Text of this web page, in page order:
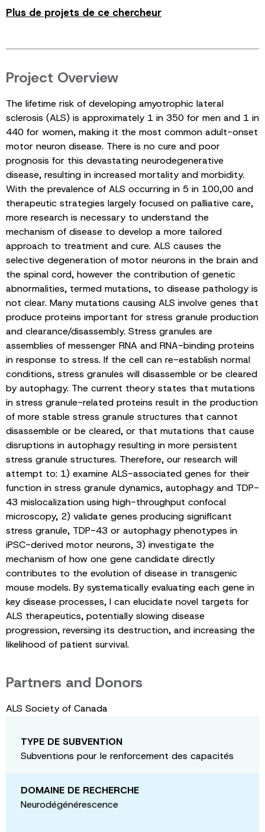
Plus de projets de ce chercheur
Project Overview
The lifetime risk of developing amyotrophic lateral
sclerosis (ALS) is approximately 1 in 350 for men and 1 in
440 for women, making it the most common adult-onset
motor neuron disease. There is no cure and poor
prognosis for this devastating neurodegenerative
disease, resulting in increased mortality and morbidity.
With the prevalence of ALS occurring in 5 in 100,00 and
therapeutic strategies largely focused on palliative care,
more research is necessary to understand the
mechanism of disease to develop a more tailored
approach to treatment and cure. ALS causes the
selective degeneration of motor neurons in the brain and
the spinal cord, however the contribution of genetic
abnormalities, termed mutations, to disease pathology is
not clear. Many mutations causing ALS involve genes that
produce proteins important for stress granule production
and clearance/disassembly. Stress granules are
assemblies of messenger RNA and RNA-binding proteins
in response to stress. If the cell can re-establish normal
conditions, stress granules will disassemble or be cleared
by autophagy. The current theory states that mutations
in stress granule-related proteins result in the production
of more stable stress granule structures that cannot
disassemble or be cleared, or that mutations that cause
disruptions in autophagy resulting in more persistent
stress granule structures. Therefore, our research will
attempt to: 1) examine ALS-associated genes for their
function in stress granule dynamics, autophagy and TDP-
43 mislocalization using high-throughput confocal
microscopy, 2) validate genes producing significant
stress granule, TDP-43 or autophagy phenotypes in
iPSC-derived motor neurons, 3) investigate the
mechanism of how one gene candidate directly
contributes to the evolution of disease in transgenic
mouse models. By systematically evaluating each gene in
key disease processes, I can elucidate novel targets for
ALS therapeutics, potentially slowing disease
progression, reversing its destruction, and increasing the
likelihood of patient survival.
Partners and Donors
ALS Society of Canada
TYPE DE SUBVENTION
Subventions pour le renforcement des capacités
DOMAINE DE RECHERCHE
Neurodégénérescence